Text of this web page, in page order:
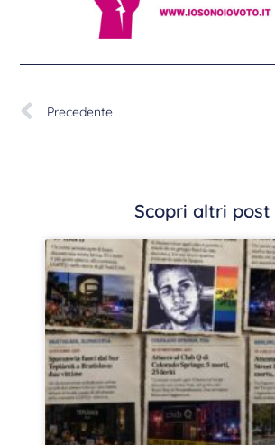
Precedente
Scopri altri post